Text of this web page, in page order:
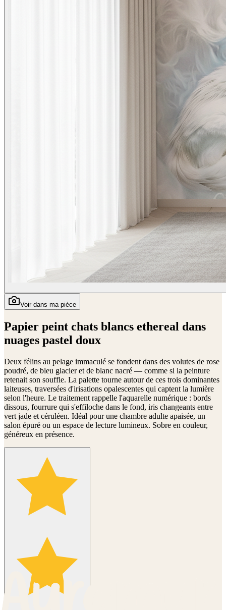
Voir dans ma pièce
Papier peint chats blancs ethereal dans
nuages pastel doux
Deux félins au pelage immaculé se fondent dans des volutes de rose
poudré, de bleu glacier et de blanc nacré — comme si la peinture
retenait son souffle. La palette tourne autour de ces trois dominantes
laiteuses, traversées d'irisations opalescentes qui captent la lumière
selon l'heure. Le traitement rappelle l'aquarelle numérique : bords
dissous, fourrure qui s'effiloche dans le fond, iris changeants entre
vert jade et céruléen. Idéal pour une chambre adulte apaisée, un
salon épuré ou un espace de lecture lumineux. Sobre en couleur,
généreux en présence.